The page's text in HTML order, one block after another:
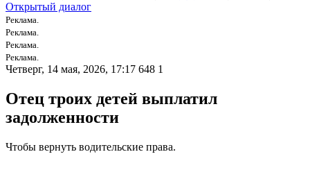
Открытый диалог
Реклама.
Реклама.
Реклама.
Реклама.
Четверг, 14 мая, 2026, 17:17 648 1
Отец троих детей выплатил
задолженности
Чтобы вернуть водительские права.